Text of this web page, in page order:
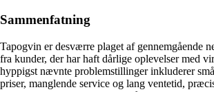
Sammenfatning
Tapogvin er desværre plaget af gennemgående
fra kunder, der har haft dårlige oplevelser med
hyppigst nævnte problemstillinger inkluderer
priser, manglende service og lang ventetid,